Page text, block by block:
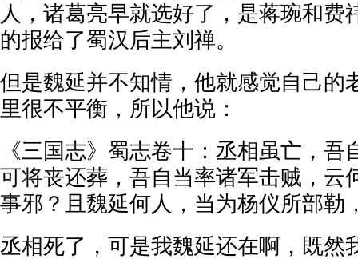
人，诸葛亮早就选好了，是蒋琬和费
的报给了蜀汉后主刘禅。
但是魏延并不知情，他就感觉自己的
里很不平衡，所以他说：
《三国志》蜀志卷十：丞相虽亡，
可将丧还葬，吾自当率诸军击贼，云
事邪？且魏延何人，当为杨仪所部勒
丞相死了，可是我魏延还在啊，既然